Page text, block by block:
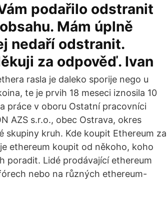
podařilo odstranit
Mám úplně
nedaří odstranit.
za odpověď. Ivan
rasla je daleko sporije nego u
te je prvih 18 meseci iznosila 10
práce v oboru Ostatní pracovníci
AZS s.r.o., obec Ostrava, okres
skupiny kruh. Kde koupit Ethereum za
ethereum koupit od někoho, koho
poradit. Lidé prodávající ethereum
nebo na různých ethereum-